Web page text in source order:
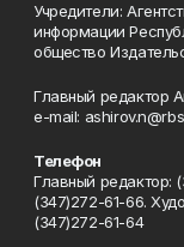
Учредители:
информации
общество
Главный редактор
e-mail:
Телефон
Главный редактор:
(347)272-61-66.
(347)272-61-64